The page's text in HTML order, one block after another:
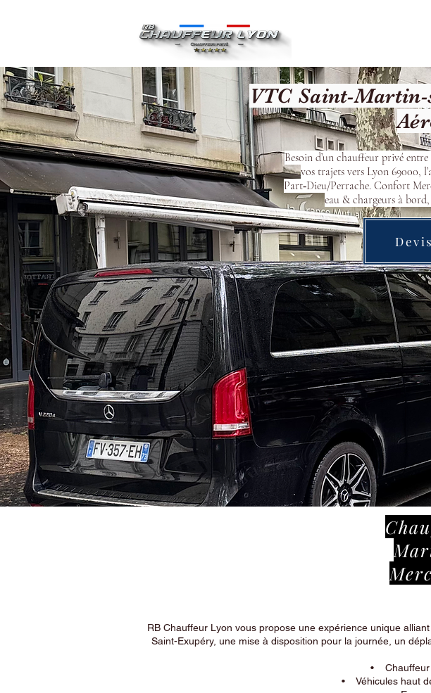
VTC Saint-
Besoin d’un chauffeur privé
vos trajets vers Lyon 69000,
Part‑Dieu/Perrache. Confort
eau & chargeurs à bord,
RB Chauffeur Lyon vous propose une expérience unique
Saint-Exupéry, une mise à disposition pour la journée, un
• Chauffeur
• Véhicules haut de